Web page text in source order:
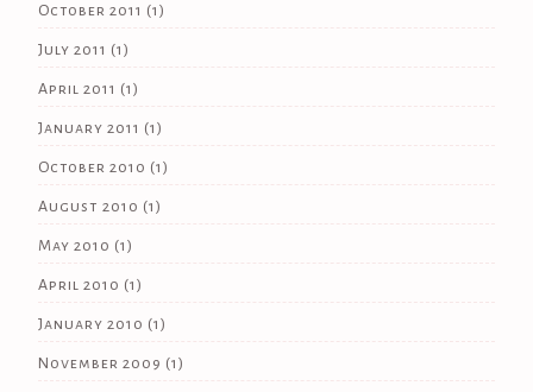
October 2011 (1)
July 2011 (1)
April 2011 (1)
January 2011 (1)
October 2010 (1)
August 2010 (1)
May 2010 (1)
April 2010 (1)
January 2010 (1)
November 2009 (1)